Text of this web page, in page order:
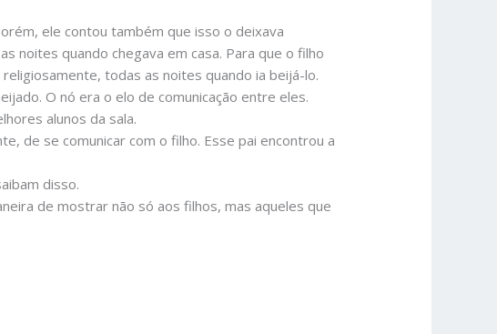
ele contou também que isso o deixava
noites quando chegava em casa. Para que o filho
todas as noites quando ia beijá-lo.
O nó era o elo de comunicação entre eles.
alunos da sala.
de se comunicar com o filho. Esse pai encontrou a
disso.
de mostrar não só aos filhos, mas aqueles que